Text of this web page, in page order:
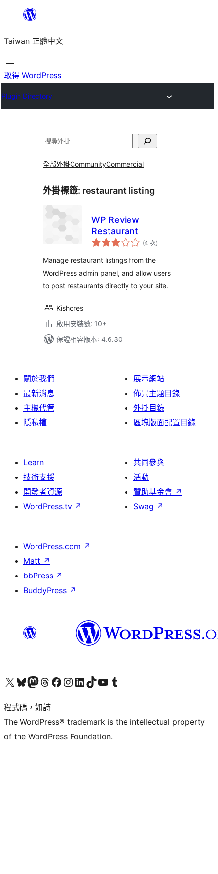
主
要
內
Taiwan 正體中文
取得 WordPress
Plugin Directory
搜
全部外掛CommunityCommercial
外掛標籤: restaurant listing
WP Review
Restaurant
(4 次評
分)
Manage restaurant listings from the
WordPress admin panel, and allow users
to post restaurants directly to your site.
Kishores
啟用安裝數: 10+
保證相容版本: 4.6.30
關於我們
最新消息
主機代管
隱私權
展示網站
佈景主題目錄
外掛目錄
區塊版面配置目錄
Learn
技術支援
開發者資源
WordPress.tv ↗
共同參與
活動
贊助基金會 ↗
Swag ↗
WordPress.com ↗
Matt ↗
bbPress ↗
BuddyPress ↗
查看我們的 X (之前的 Twitter) 帳號造訪我們的 Bluesky 帳號造訪我們的 Mastodon 帳號造訪我們的 Threads 帳號 造訪我們的 Facebook 粉絲專頁Visit our Instagram account
Visit our LinkedIn account
造訪我們的 TikTok 帳號Visit our YouTube channel
造訪我們的 Tumblr 帳號
程式碼，如詩
The WordPress® trademark is the intellectual property
of the WordPress Foundation.